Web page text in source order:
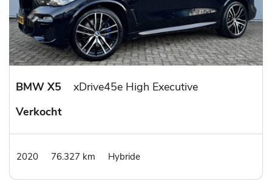
BMW X5
xDrive45e High Executive
Verkocht
2020 76.327 km Hybride